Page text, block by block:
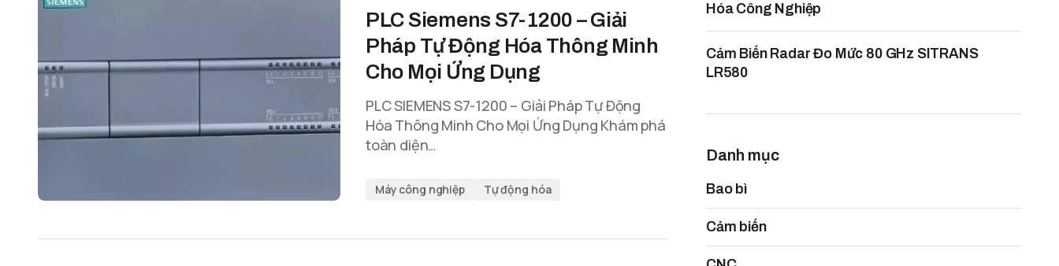
PLC Siemens S7-1200 – Giải
Pháp Tự Động Hóa Thông Minh
Cho Mọi Ứng Dụng
PLC SIEMENS S7-1200 – Giải Pháp Tự Động
Hóa Thông Minh Cho Mọi Ứng Dụng Khám phá
toàn diện…
Máy công nghiệp Tự động hóa
Hóa Công Nghiệp
Cảm Biến Radar Đo Mức 80 GHz SITRANS
LR580
Danh mục
Bao bì
Cảm biến